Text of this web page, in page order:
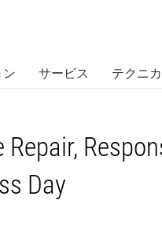
ン サービス テクニ
Day